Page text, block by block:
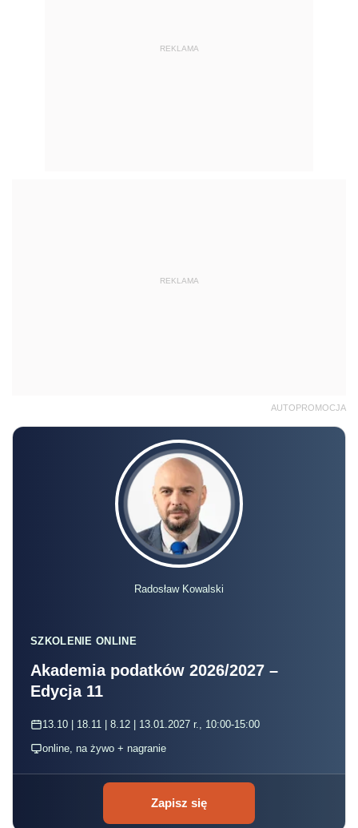
REKLAMA
REKLAMA
AUTOPROMOCJA
Radosław Kowalski
SZKOLENIE ONLINE
Akademia podatków 2026/2027 –
Edycja 11
13.10 | 18.11 | 8.12 | 13.01.2027 r., 10:00-15:00
online, na żywo + nagranie
Zapisz się